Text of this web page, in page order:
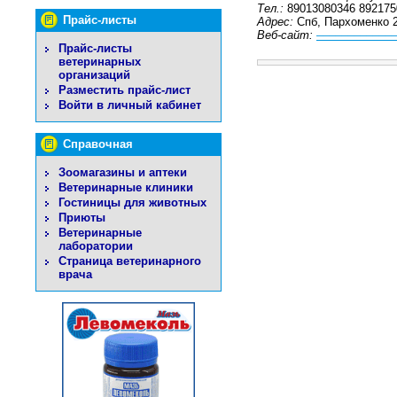
Прайс-листы
Прайс-листы
ветеринарных
организаций
Разместить прайс-лист
Войти в личный кабинет
Справочная
Зоомагазины и аптеки
Ветеринарные клиники
Гостиницы для животных
Приюты
Ветеринарные
лаборатории
Страница ветеринарного
врача
Тел.: 89013080346
Адрес: Спб, Пархоменко
Веб-сайт: